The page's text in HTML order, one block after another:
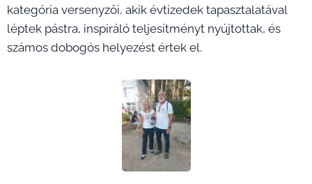
kategória versenyzői, akik évtizedek tapasztalatával
léptek pástra, inspiráló teljesítményt nyújtottak, és
számos dobogós helyezést értek el.